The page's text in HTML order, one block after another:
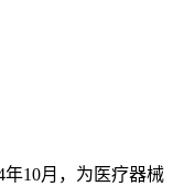
10月，为医疗器械